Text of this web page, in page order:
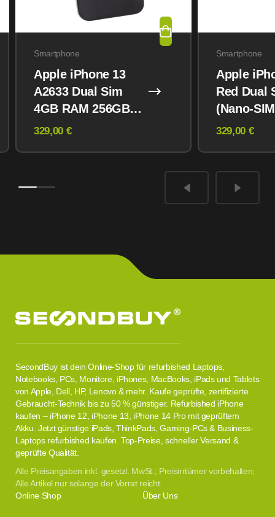
Smartphone
Apple iPhone 13
A2633 Dual Sim
4GB RAM 256GB
Midnight
329,00 €
Smartphone
Apple
Red Dual
(Nano-
eSIM)
329,00 €
SecondBuy ist dein Online-Shop für refurbished Laptops,
Notebooks, PCs, Monitore, iPhones, MacBooks, iPads und Tablets
von Apple, Dell, HP, Lenovo & mehr. Kaufe geprüfte, zertifizierte
Gebraucht-Technik bis zu 50 % günstiger. Refurbished iPhone
kaufen – iPhone 12, iPhone 13, iPhone 14 Pro mit geprüftem
Akku. Jetzt günstige iPads, ThinkPads, Gaming-PCs & Business-
Laptops refurbished kaufen. Top-Preise, schneller Versand &
geprüfte Qualität.
Alle Preisangaben inkl. gesetzl. MwSt.; Preisirrtümer vorbehalten;
Alle Artikel nur solange der Vorrat reicht.
Online Shop Über Uns